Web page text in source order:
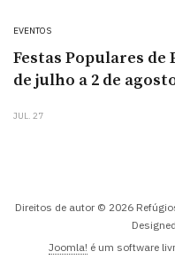
EVENTOS
Festas Populares de
de julho a 2 de
JUL. 27
Direitos de autor © 2026
Joomla! é um software